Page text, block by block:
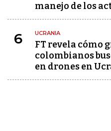
manejo de los
6 UCRANIA
FT revela cómo
colombianos
en drones en